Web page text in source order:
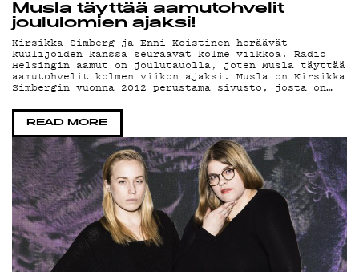
DEMAND
PODCAST
MAINOSTA
Musla täyttää aamutohvelit
joululomien ajaksi!
Kirsikka Simberg ja Enni Koistinen heräävät
kuulijoiden kanssa seuraavat kolme viikkoa. Radio
Helsingin aamut on joulutauolla, joten Musla täyttää
aamutohvelit kolmen viikon ajaksi. Musla on Kirsikka
Simbergin vuonna 2012 perustama sivusto, josta on…
READ MORE